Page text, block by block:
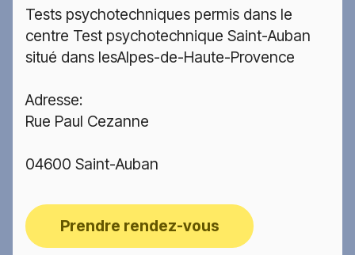
Tests psychotechniques permis dans le
centre Test psychotechnique Saint-Auban
situé dans lesAlpes-de-Haute-Provence
Adresse:
Rue Paul Cezanne
04600 Saint-Auban
Prendre rendez-vous